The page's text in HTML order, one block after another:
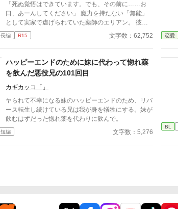
「死ぬ覚悟はできています。でも、その前に……お
口、あーんしてください」 魔力を持たない「無能」
として実家で虐げられていた薬師のエリアン。 彼に
下されたのは、触れるものすべてを焼き尽くす「死の
竜帝」ヴァレリウスへの、身代わりの婚姻だった。
長編 R15 文字数：62,752 恋愛
ハッピーエンドのために妹に代わって惚れ薬
を飲んだ悪役兄の101回目
カギカッコ「」
ヤられて不幸になる妹のハッピーエンドのため、リバ
ース転生し続けている兄は我が身を犠牲にする。妹が
飲むはずだった惚れ薬を代わりに飲んで。
短編 文字数：5,276
BL